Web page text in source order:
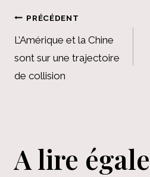
Navigation
de
l’article
PRÉCÉDENT
L’Amérique et la Chine
sont sur une trajectoire
de collision
A lire